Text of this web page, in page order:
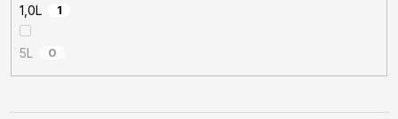
1,0L 1
5L 0